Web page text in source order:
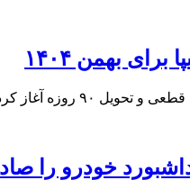
خودرو را